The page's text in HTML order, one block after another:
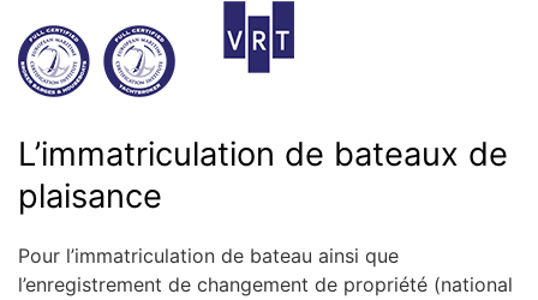
L’immatriculation de bateaux de
plaisance
Pour l’immatriculation de bateau ainsi que
l’enregistrement de changement de propriété (national